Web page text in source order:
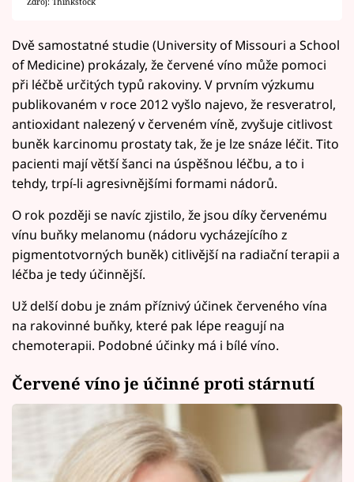
Dvě samostatné studie (University of Missouri a School
of Medicine) prokázaly, že červené víno může pomoci
při léčbě určitých typů rakoviny. V prvním výzkumu
publikovaném v roce 2012 vyšlo najevo, že resveratrol,
antioxidant nalezený v červeném víně, zvyšuje citlivost
buněk karcinomu prostaty tak, že je lze snáze léčit. Tito
pacienti mají větší šanci na úspěšnou léčbu, a to i
tehdy, trpí-li agresivnějšími formami nádorů.
O rok později se navíc zjistilo, že jsou díky červenému
vínu buňky melanomu (nádoru vycházejícího z
pigmentotvorných buněk) citlivější na radiační terapii a
léčba je tedy účinnější.
Už delší dobu je znám příznivý účinek červeného vína
na rakovinné buňky, které pak lépe reagují na
chemoterapii. Podobné účinky má i bílé víno.
Červené víno je účinné proti stárnutí